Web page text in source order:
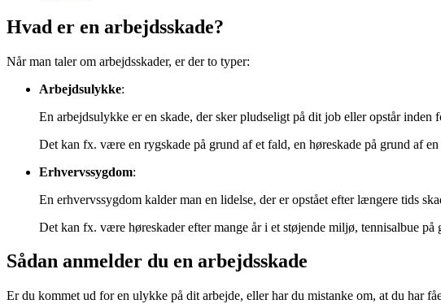
Hvad er en arbejdsskade?
Når man taler om arbejdsskader, er der to typer:
Arbejdsulykke:
En arbejdsulykke er en skade, der sker pludseligt på dit job eller opstår
Det kan fx. være en rygskade på grund af et fald, en høreskade på grund af
Erhvervssygdom:
En erhvervssygdom kalder man en lidelse, der er opstået efter længere tids
Det kan fx. være høreskader efter mange år i et støjende miljø, tennisalbue
Sådan anmelder du en arbejdsskade
Er du kommet ud for en ulykke på dit arbejde, eller har du mistanke om, at du har